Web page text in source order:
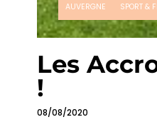
AUVERGNE SPORT &
Les
!
08/08/2020